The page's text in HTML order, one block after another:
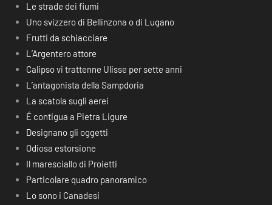
Le strade dei fiumi
Uno svizzero di Bellinzona o di Lugano
Frutti da schiacciare
L’Argentero attore
Calipso vi trattenne Ulisse per sette anni
L’antagonista della Sampdoria
La scatola sugli aerei
É contigua a Pietra Ligure
Designano gli oggetti
Odiosa estorsione
Il maresciallo di Proietti
Particolare quadro panoramico
Lo sono i Canadesi